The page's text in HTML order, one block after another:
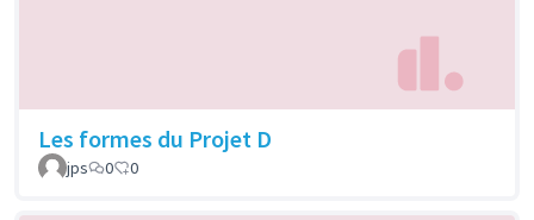
Les formes du Projet D
jps 0 0